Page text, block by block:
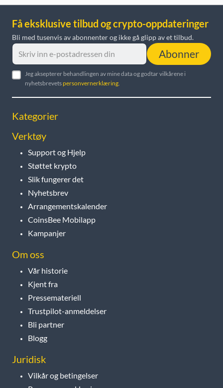
Få eksklusive tilbud og crypto-oppdateringer
Bli med tusenvis av abonnenter og ikke gå glipp av et tilbud.
Abonner
Jeg aksepterer behandlingen av mine data og godtar vilkårene i
nyhetsbrevetspersonvernerklæring
Kategorier
Verktøy
Support og Hjelp
Støttet krypto
Slik fungerer det
Nyhetsbrev
Arrangementskalender
CoinsBee Mobilapp
Kampanjer
Om oss
Vår historie
Kjent fra
Pressemateriell
Trustpilot-anmeldelser
Bli partner
Blogg
Juridisk
Vilkår og betingelser